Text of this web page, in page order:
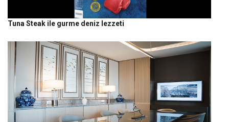
Tuna Steak ile gurme deniz lezzeti